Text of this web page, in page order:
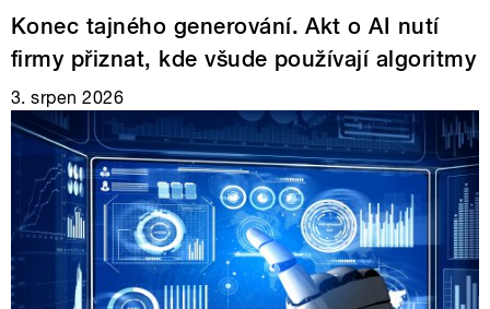
Konec tajného generování. Akt o AI nutí
firmy přiznat, kde všude používají algoritmy
3. srpen 2026